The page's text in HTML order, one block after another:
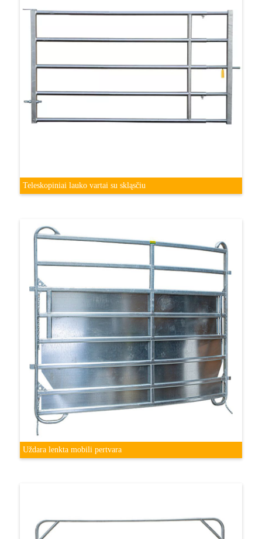
Teleskopiniai lauko vartai su skląsčiu
Uždara lenkta mobili pertvara